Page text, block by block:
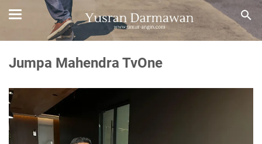
Jumpa Mahendra TvOne